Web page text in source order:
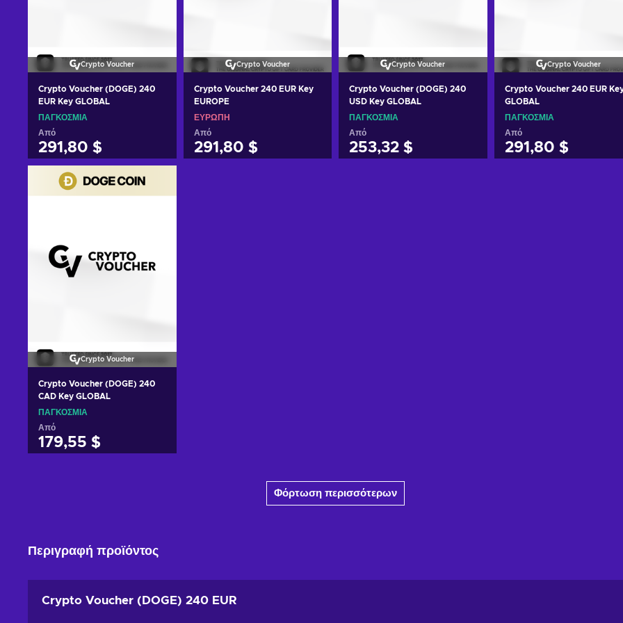
Crypto Voucher
Crypto Voucher (DOGE) 240
EUR Key GLOBAL
ΠΑΓΚΌΣΜΙΑ
Από
291,80 $
Προσθήκη στο καλάθι
Crypto Voucher
Crypto Voucher 240 EUR Key
EUROPE
ΕΥΡΏΠΗ
Από
291,80 $
Crypto Voucher
Crypto Voucher (DOGE) 240
USD Key GLOBAL
ΠΑΓΚΌΣΜΙΑ
Από
253,32 $
Crypto Voucher
Crypto Voucher 240 EUR
GLOBAL
ΠΑΓΚΌΣΜΙΑ
Από
291,80 $
Crypto Voucher
Crypto Voucher (DOGE) 240
CAD Key GLOBAL
ΠΑΓΚΌΣΜΙΑ
Από
179,55 $
Φόρτωση περισσότερων
Περιγραφή προϊόντος
Crypto Voucher (DOGE) 240 EUR